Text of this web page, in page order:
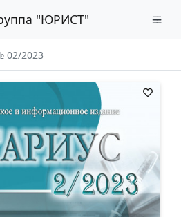
"ЮРИСТ"
02/2023